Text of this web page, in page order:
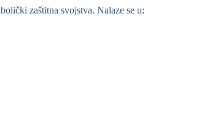
zaštitna svojstva. Nalaze se u: